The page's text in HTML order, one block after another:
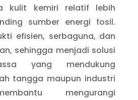
kulit kemiri relatif lebih
sumber energi fosil.
efisien, serbaguna, dan
sehingga menjadi solusi
yang mendukung
tangga maupun industri
mengurangi